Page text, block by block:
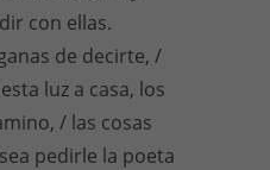
con ellas.
de decirte, /
luz a casa, los
/ las cosas
pedirle la poeta